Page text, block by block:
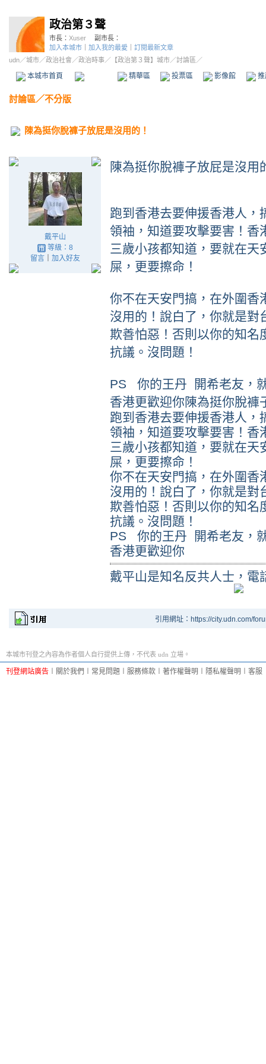
政治第３聲
市長： Xuser
副市長：
加入本城市
加入我的最愛
訂閱最新文章
udn／城市／政治社會 ／政治時事／ 【政治第３聲】城市／討論區／
本城市首頁 精華區 投票區 影像館
討論區／不分版
陳為挺你脫褲子放屁是沒用的！
戴平山
等級：8
留言｜ 加入好友
陳為挺你脫褲子放屁是沒用
跑到香港去要伸援香港人，
領袖，知道要攻擊要害！香
三歲小孩都知道，要就在天
屎，更要擦命！
你不在天安門搞，在外圍香
沒用的！說白了，你就是對
欺善怕惡！否則以你的知名
抗議。沒問題！
PS 你的王丹 開希老友，
香港更歡迎你陳為挺你脫褲
跑到香港去要伸援香港人，
領袖，知道要攻擊要害！香
三歲小孩都知道，要就在天
屎，更要擦命！
你不在天安門搞，在外圍香
沒用的！說白了，你就是對
欺善怕惡！否則以你的知名
抗議。沒問題！
PS 你的王丹 開希老友，
香港更歡迎你
戴平山是知名反共人士，電
引用網址：https://city.udn.com/
本城市刊登之內容為作者個人自行提供上傳，不代表 udn 立場。
刊登網站廣告 關於我們 常見問題 服務條款 著作權聲明 隱私權聲明 客服